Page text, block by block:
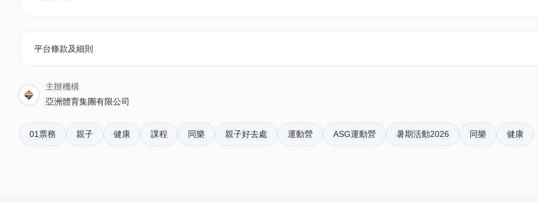
B1. 攻防技巧（11-16歲）7月15-17日 12:00-14:00
適合任何初學學員
教練 - 王佳曦 (Coach Kai Hei)
平台條款及細則
主辦機構
亞洲體育集團有限公司
01票務 親子 健康 課程 同樂 親子好去處 運動營 ASG運動營 暑期活動2026 同樂 健康